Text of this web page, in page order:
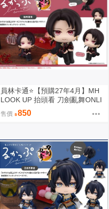
員林卡通⭐️【預購27年4月】MH
LOOK UP 抬頭看 刀劍亂舞ONLI
NE 加州清光
售價 850